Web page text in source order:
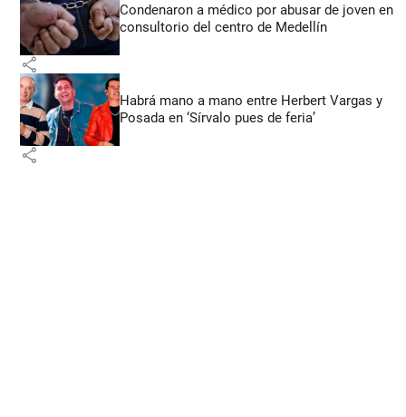
Condenaron a médico por abusar de joven en
consultorio del centro de Medellín
share
Habrá mano a mano entre Herbert Vargas y
Posada en ‘Sírvalo pues de feria’
share